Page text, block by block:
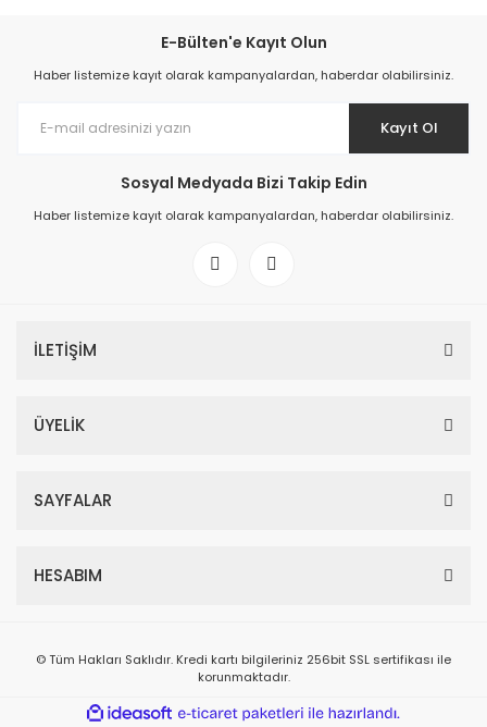
E-Bülten'e Kayıt Olun
Haber listemize kayıt olarak kampanyalardan, haberdar olabilirsiniz.
Kayıt Ol
Sosyal Medyada Bizi Takip Edin
Haber listemize kayıt olarak kampanyalardan, haberdar olabilirsiniz.
İLETİŞİM
ÜYELİK
SAYFALAR
HESABIM
© Tüm Hakları Saklıdır. Kredi kartı bilgileriniz 256bit SSL sertifikası ile
korunmaktadır.
ideasoft
e-